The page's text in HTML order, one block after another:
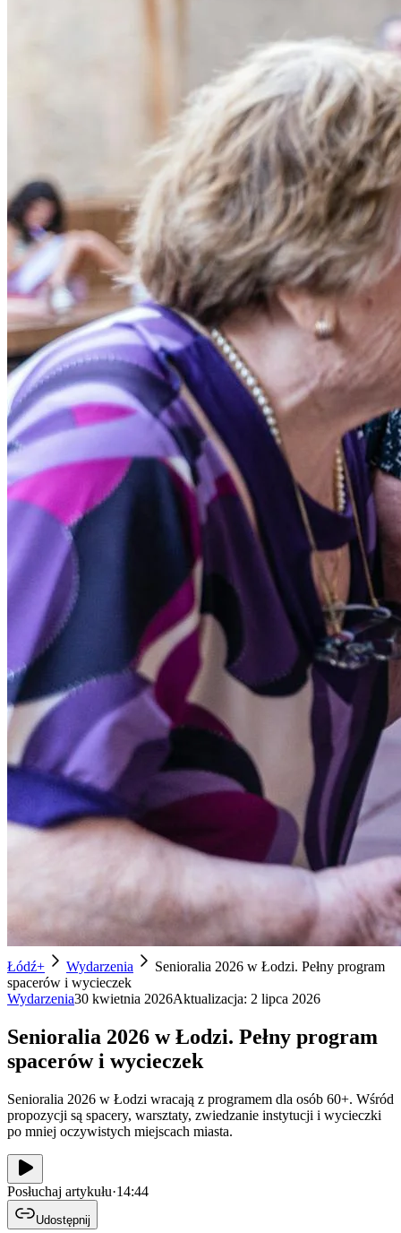
Łódź+ Wydarzenia
Senioralia 2026 w Łodzi. Pełny program
spacerów i wycieczek
Wydarzenia30 kwietnia 2026Aktualizacja: 2 lipca 2026
Senioralia 2026 w Łodzi. Pełny program
spacerów i wycieczek
Senioralia 2026 w Łodzi wracają z programem dla osób 60+. Wśród
propozycji są spacery, warsztaty, zwiedzanie instytucji i wycieczki
po mniej oczywistych miejscach miasta.
Posłuchaj artykułu·14:44
Udostępnij